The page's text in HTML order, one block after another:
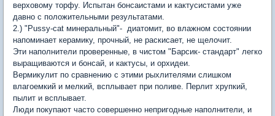
верховому торфу. Испытан бонсаистами и кактусистами уже
давно с положительными результатами.
2.) "Pussy-cat минеральный"- диатомит, во влажном состоянии
напоминает керамику, прочный, не раскисает, не щелочит.
Эти наполнители проверенные, в чистом "Барсик- стандарт" легко
выращиваются и бонсай, и кактусы, и орхидеи.
Вермикулит по сравнению с этими рыхлителями слишком
влагоемкий и мелкий, всплывает при поливе. Перлит хрупкий,
пылит и всплывает.
Люди покупают часто совершенно непригодные наполнители, и